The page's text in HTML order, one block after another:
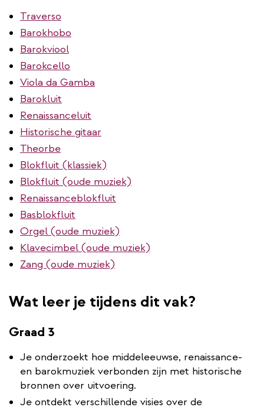
Traverso
Barokhobo
Barokviool
Barokcello
Viola da Gamba
Barokluit
Renaissanceluit
Historische gitaar
Theorbe
Blokfluit (klassiek)
Blokfluit (oude muziek)
Renaissanceblokfluit
Basblokfluit
Orgel (oude muziek)
Klavecimbel (oude muziek)
Zang (oude muziek)
Wat leer je tijdens dit vak?
Graad 3
Je onderzoekt hoe middeleeuwse, renaissance-
en barokmuziek verbonden zijn met historische
bronnen over uitvoering.
Je ontdekt verschillende visies over de